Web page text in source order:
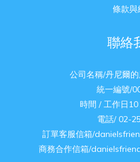
條款與
聯絡
公司名稱/丹尼爾
統一編號/
時間 / 工作日
電話/ 02-
訂單客服信箱/
商務合作信箱/